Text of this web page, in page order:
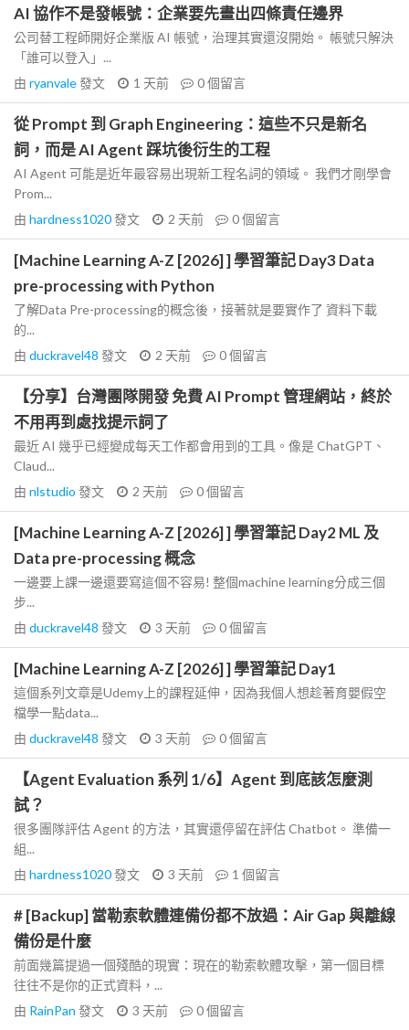
AI 協作不是發帳號：企業要先畫出四條責任邊界
公司替工程師開好企業版 AI 帳號，治理其實還沒開始。 帳號只解決
「誰可以登入」...
由 ryanvale發文 1 天前 0個留言
從 Prompt 到 Graph Engineering：這些不只是新名
詞，而是 AI Agent 踩坑後衍生的工程
AI Agent 可能是近年最容易出現新工程名詞的領域。 我們才剛學會
Prom...
由 hardness1020發文 2 天前 0個留言
[Machine Learning A-Z [2026] ] 學習筆記 Day3 Data
pre-processing with Python
了解Data Pre-processing的概念後，接著就是要實作了 資料下載
的...
由 duckravel48 發文 2 天前 0個留言
【分享】台灣團隊開發 免費 AI Prompt 管理網站，終於
不用再到處找提示詞了
最近 AI 幾乎已經變成每天工作都會用到的工具。像是 ChatGPT、
Claud...
由 nlstudio 發文 2 天前 0個留言
[Machine Learning A-Z [2026] ] 學習筆記 Day2 ML 及
Data pre-processing 概念
一邊要上課一邊還要寫這個不容易! 整個machine learning分成三個
步...
由 duckravel48 發文 3 天前 0個留言
[Machine Learning A-Z [2026] ] 學習筆記 Day1
這個系列文章是Udemy上的課程延伸，因為我個人想趁著育嬰假空
檔學一點data...
由 duckravel48 發文 3 天前 0個留言
【Agent Evaluation 系列 1/6】Agent 到底該怎麼測
試？
很多團隊評估 Agent 的方法，其實還停留在評估 Chatbot。 準備一
組...
由 hardness1020發文 3 天前 1 個留言
# [Backup] 當勒索軟體連備份都不放過：Air Gap 與離線
備份是什麼
前面幾篇提過一個殘酷的現實：現在的勒索軟體攻擊，第一個目標
往往不是你的正式資料，...
由 RainPan 發文 3 天前 0個留言